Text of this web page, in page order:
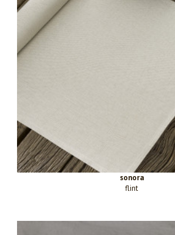
sonora
flint